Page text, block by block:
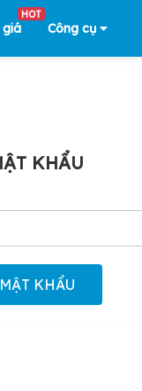
giá
HOT
Công cụ
KHẨU
KHẨU